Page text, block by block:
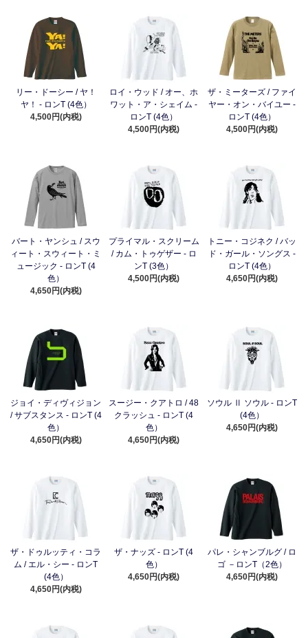
リー・ドーシー / ヤ！
ヤ！ - ロンT (4色）
4,500円(内税)
ロイ・ウッド / オー、ホ
ワット・ア・シェイム -
ロンT (4色）
4,500円(内税)
ザ・ミーターズ / ファイ
ヤー・オン・バイユー -
ロンT (4色）
4,500円(内税)
バート・ヤンシュ / スウ
ィート・スウィート・ミ
ュージック - ロンT (4
色）
4,650円(内税)
プライマル・スクリーム
/ カム・トゥゲザー - ロ
ンT (3色）
4,500円(内税)
トニー・コジネク / バッ
ド・ガール・ソングス -
ロンT (4色）
4,650円(内税)
ジョイ・ディヴィジョン
/ サブスタンス - ロンT (4
色）
4,650円(内税)
スージー・クアトロ / 48
クラッシュ - ロンT (4
色）
4,650円(内税)
ソウル Ⅱ ソウル - ロンT
(4色）
4,650円(内税)
ザ・ドゥルッティ・コラ
ム / エル・シー - ロンT
(4色）
4,650円(内税)
ザ・ナッズ - ロンT (4
色）
4,650円(内税)
パレ・シャンブルグ / ロ
ゴ －ロンT（2色）
4,650円(内税)